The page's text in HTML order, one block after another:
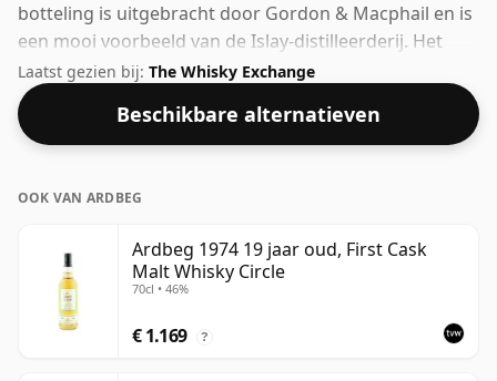
botteling is uitgebracht door Gordon & Macphail en is
een mooi voorbeeld van de Islay-distilleerderij. Het
ABV van deze botteling is 40% en de flesmaat is
standaard 70cl.
Laatst gezien bij: The Whisky Exchange
Beschikbare alternatieven
OOK VAN ARDBEG
Ardbeg 1974 19 jaar oud, First Cask
Malt Whisky Circle
70cl • 46%
€ 1.169 ?